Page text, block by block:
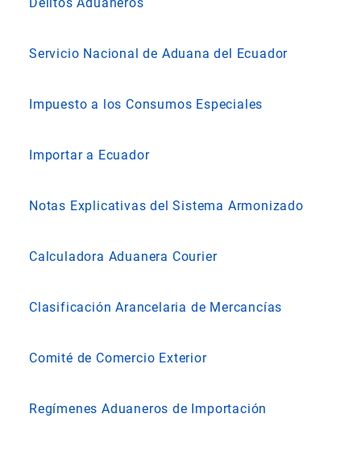
Delitos Aduaneros
Servicio Nacional de Aduana del Ecuador
Impuesto a los Consumos Especiales
Importar a Ecuador
Notas Explicativas del Sistema Armonizado
Calculadora Aduanera Courier
Clasificación Arancelaria de Mercancías
Comité de Comercio Exterior
Regímenes Aduaneros de Importación